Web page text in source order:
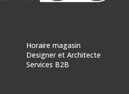
Horaire magasin
Designer et Architecte
Services B2B